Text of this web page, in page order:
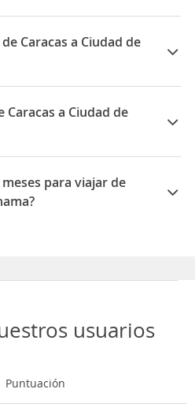
Caracas a Ciudad de
Caracas a Ciudad de
Caracas a Ciudad de
entre Caracas y Ciudad
para viajar de
usuarios
Puntuación